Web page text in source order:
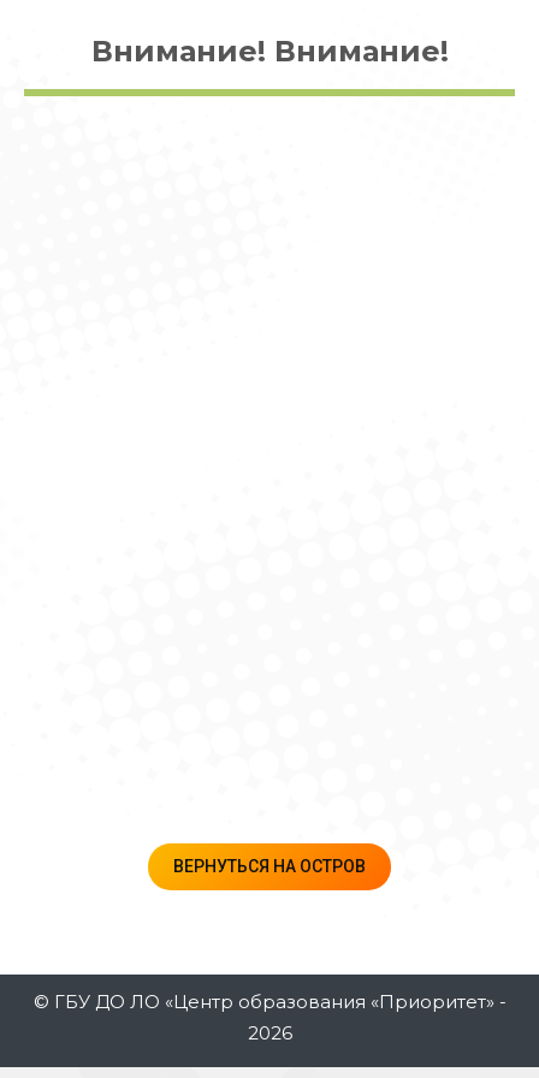
Внимание! Внимание!
ВЕРНУТЬСЯ НА ОСТРОВ
© ГБУ ДО ЛО «Центр образования «Приоритет» -
2026